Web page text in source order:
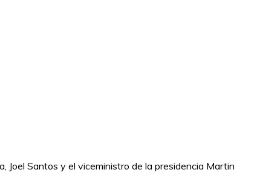
Joel Santos y el viceministro de la presidencia Martin